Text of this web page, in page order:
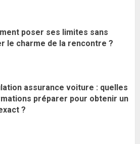
poser ses limites sans
le charme de la rencontre ?
assurance voiture : quelles
préparer pour obtenir un
?